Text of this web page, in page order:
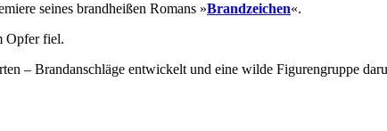
seines brandheißen Romans »Brandzeichen«.
Opfer fiel.
– Brandanschläge entwickelt und eine wilde Figurengruppe